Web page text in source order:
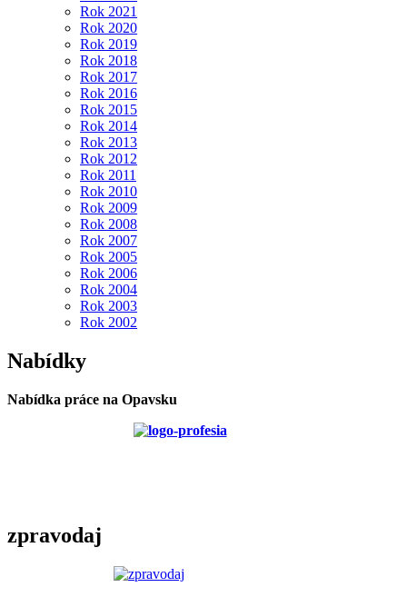
Rok 2021
Rok 2020
Rok 2019
Rok 2018
Rok 2017
Rok 2016
Rok 2015
Rok 2014
Rok 2013
Rok 2012
Rok 2011
Rok 2010
Rok 2009
Rok 2008
Rok 2007
Rok 2005
Rok 2006
Rok 2004
Rok 2003
Rok 2002
Nabídky
Nabídka práce na Opavsku
zpravodaj